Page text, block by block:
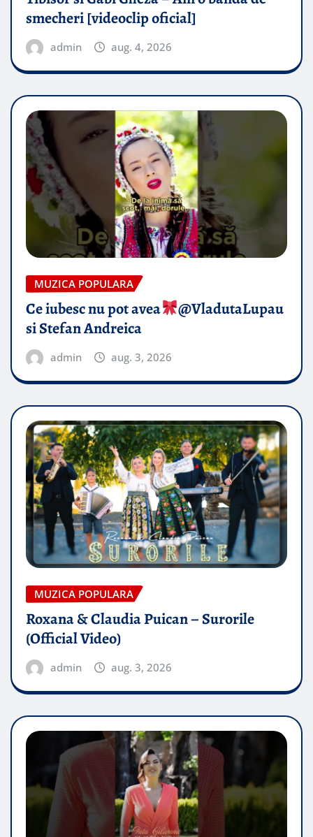
smecheri [videoclip oficial]
admin aug. 4, 2026
MUZICA POPULARA
Ce iubesc nu pot avea
​@VladutaLupau
si Stefan Andreica
admin aug. 3, 2026
MUZICA POPULARA
Roxana & Claudia Puican – Surorile
(Official Video)
admin aug. 3, 2026